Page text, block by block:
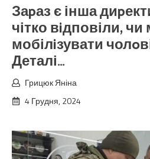
Заpаз є інша
чітко вiдповіли,
мобілiзувати
Деталі…
Грицюк Яніна
4 Грудня, 2024